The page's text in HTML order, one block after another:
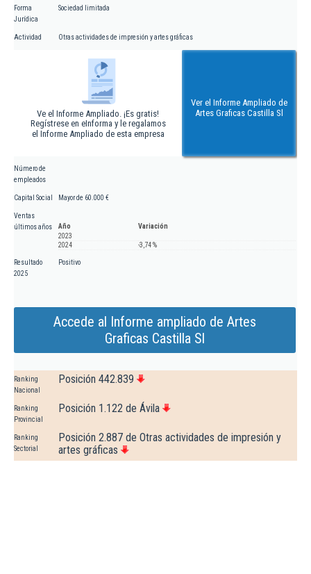
Forma
Jurídica
Sociedad limitada
Actividad Otras actividades de impresión y artes gráficas
Ve el Informe Ampliado. ¡Es gratis!
Regístrese en eInforma y le regalamos
el Informe Ampliado de esta empresa
Ver el Informe Ampliado de
Artes Graficas Castilla Sl
Número de
empleados
Capital Social Mayor de 60.000 €
Ventas
últimos años
Año
Variación
2023
2024
-3,74 %
Resultado
2025
Positivo
Accede al Informe ampliado de Artes
Graficas Castilla Sl
Ranking
Nacional
Posición 442.839
Ranking
Provincial
Posición 1.122 de Ávila
Ranking
Sectorial
Posición 2.887 de Otras actividades de impresión y
artes gráficas